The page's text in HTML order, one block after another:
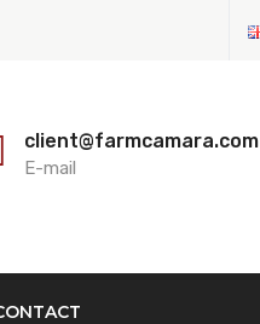
client@farmcamara.com
E-mail